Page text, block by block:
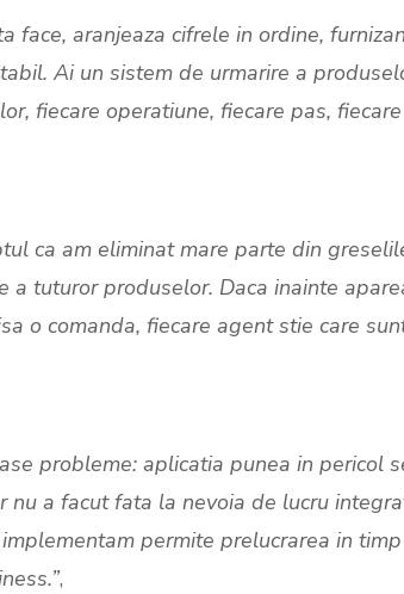
face, aranjeaza cifrele in ordine,
Ai un sistem de urmarire a
fiecare operatiune, fiecare pas,
ca am eliminat mare parte din
tuturor produselor. Daca inainte
o comanda, fiecare agent stie care
probleme: aplicatia punea in pericol
a facut fata la nevoia de lucru
permite prelucrarea in
,